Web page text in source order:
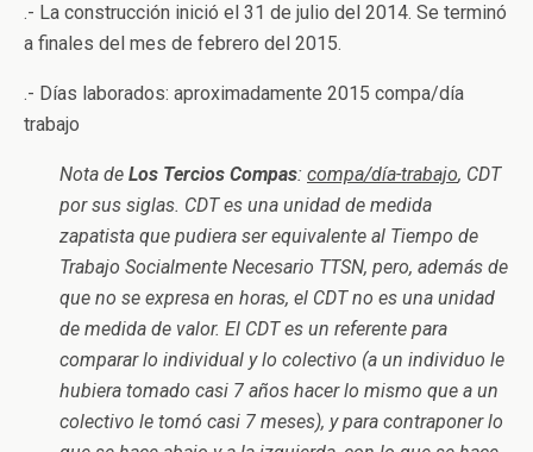
.- La construcción inició el 31 de julio del 2014. Se terminó
a finales del mes de febrero del 2015.
.- Días laborados: aproximadamente 2015 compa/día
trabajo
Nota de Los Tercios Compas: compa/día-trabajo, CDT
por sus siglas. CDT es una unidad de medida
zapatista que pudiera ser equivalente al Tiempo de
Trabajo Socialmente Necesario TTSN, pero, además de
que no se expresa en horas, el CDT no es una unidad
de medida de valor. El CDT es un referente para
comparar lo individual y lo colectivo (a un individuo le
hubiera tomado casi 7 años hacer lo mismo que a un
colectivo le tomó casi 7 meses), y para contraponer lo